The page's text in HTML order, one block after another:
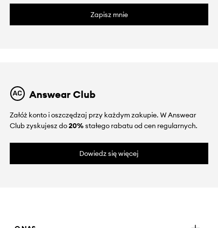
Zapisz mnie
Answear Club
Załóż konto i oszczędzaj przy każdym zakupie. W Answear
Club zyskujesz do20%stałego rabatu od cen regularnych.
Dowiedz się więcej